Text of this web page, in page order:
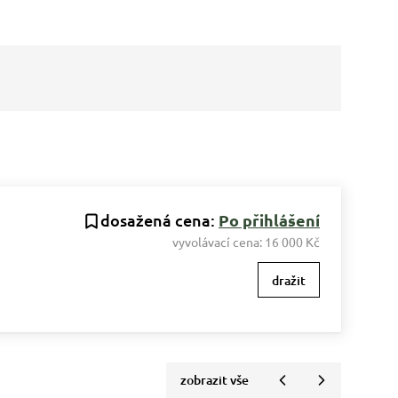
dosažená cena: Po přihlášení
vyvolávací cena: 16 000 Kč
dražit
zobrazit vše